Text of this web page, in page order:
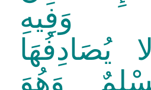
وَفِيهِ
يُصَادِفُهَا
وَهُوَ